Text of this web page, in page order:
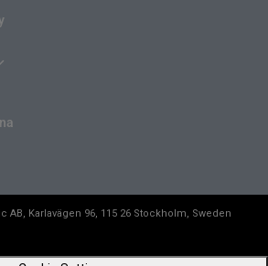
AB, Karlavägen 96, 115 26 Stockholm, Sweden